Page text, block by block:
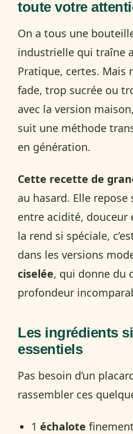
toute votre
On a tous une
industrielle qui traîne
Pratique, certes. Mais
fade, trop sucrée ou
avec la version
suit une méthode
en génération.
Cette recette de
au hasard. Elle
entre acidité, douceur
la rend si spéciale,
dans les versions
ciselée, qui donne du
profondeur
Les ingrédients
essentiels
Pas besoin d’un
rassembler ces
1échalote